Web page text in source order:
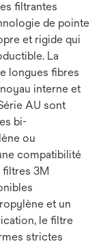
filtrantes
de pointe
et rigide qui
La
longues fibres
interne et
AU sont
bi-
ou
compatibilité
filtres 3M
et un
le filtre
strictes